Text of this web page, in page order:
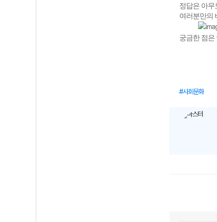
정답은 아무
여러분만의
궁금한 점은
사회문화